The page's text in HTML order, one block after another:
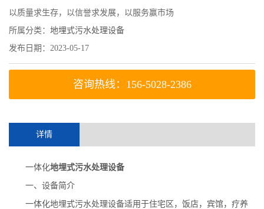
以质量求生存，以信誉求发展，以服务赢市场
所属分类： 地埋式污水处理设备
发布日期：2023-05-17
咨询热线：156-5028-2386
详情
一体化地埋式污水处理设备
一、设备简介
一体化地埋式污水处理设备适用于住宅区，饭店，宾馆，疗养